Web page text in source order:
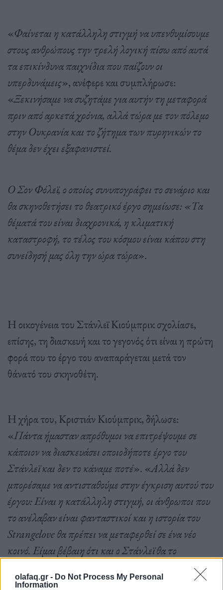
olafaq.gr - Do Not Process My Personal
Information
«Φαίνεται η κατάλληλη στιγμή να υπενθυμίσουμε
στους ανθρώπους την τρελή λογική πίσω από αυτά
τα επικίνδυνα παιχνίδια που παίζουν οι
υπερδυνάμεις», ανέφερε και συμπλήρωσε:
«Ξεκινήσαμε να συζητάμε για αυτήν τη μεταφορά
πριν από αρκετά χρόνια, αλλά τώρα με τον πόλεμο
στην Ουκρανία και το ζήτημα των πυρηνικών το
θέμα δεν έχει εξαφανιστεί.
Ο Σον Φόλεϊ, ο οποίος συνυπογράφει το σενάριο και
θα σκηνοθετήσει το θεατρικό έργο σημείωσε: «Τα
θέματά του είναι διαχρονικά, η κλιματική
καταστροφή, το τέλος του κόσμου είναι κάπου στη
συνείδησή μας όλη την ώρα τώρα».
Η οικογένεια του Στάνλεϊ Κιούμπρικ σχολίασε,
επίσης, τη διασκευή και το γεγονός ότι είναι η πρώτη
φορά που το έργο του αναπαράγεται μετά τον
θάνατό του σκηνοθέτη.
Η χήρα του, Κριστιάν Κιούμπρικ, δήλωσε:
«Πάντα ήμασταν απρόθυμοι να επιτρέψουμε σε
κάποιον να διασκευάσει οποιοδήποτε έργο του
Στάνλεϊ και δεν το κάναμε ποτέ». «Αλλά δεν
μπορέσαμε να αντισταθούμε στην έγκριση αυτού του
έργου: Είναι η κατάλληλη στιγμή, οι άνθρωποι που
το ανέλαβαν είναι φανταστικοί και η ιστορία του
Strangelove θα πρέπει να μεταφερθεί σε ένα νέο
κοινό. Είμαι βέβαιη ότι και ο Στάνλεϊ θα το